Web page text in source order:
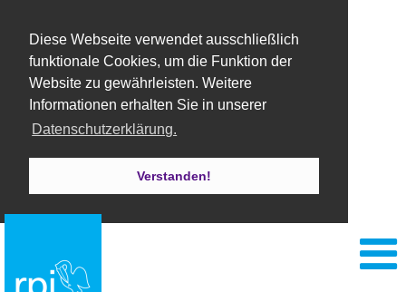
Diese Webseite verwendet ausschließlich
funktionale Cookies, um die Funktion der
Website zu gewährleisten. Weitere
Informationen erhalten Sie in unserer
Datenschutzerklärung.
Verstanden!